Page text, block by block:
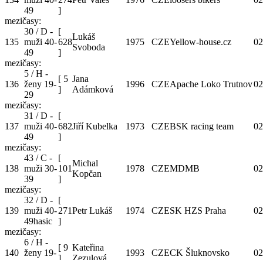
49
]
mezičasy:
135
30 / D -
muži 40-
49
[
628
]
Lukáš
Svoboda
1975 CZEYellow-house.cz
mezičasy:
136
5 / H -
ženy 19-
29
[ 5
]
Jana
Adámková
1996 CZEApache Loko Trutnov
mezičasy:
137
31 / D -
muži 40-
49
[
682
]
Jiří Kubelka 1973 CZEBSK racing team
mezičasy:
138
43 / C -
muži 30-
39
[
101
]
Michal
Kopčan
1978 CZEMDMB
mezičasy:
139
32 / D -
muži 40-
49hasic
[
271
]
Petr Lukáš 1974 CZESK HZS Praha
mezičasy:
140
6 / H -
ženy 19-
[ 9 Kateřina
1993 CZECK Šluknovsko